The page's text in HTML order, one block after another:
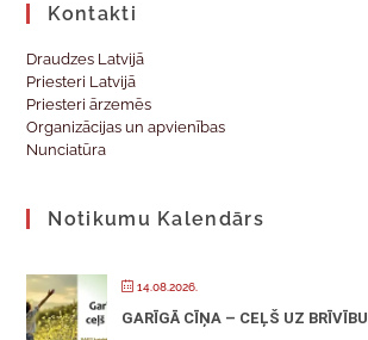
Kontakti
Draudzes Latvijā
Priesteri Latvijā
Priesteri ārzemēs
Organizācijas un apvienības
Nunciatūra
Notikumu Kalendārs
14.08.2026.
GARĪGĀ CĪŅA – CEĻŠ UZ BRĪVĪBU